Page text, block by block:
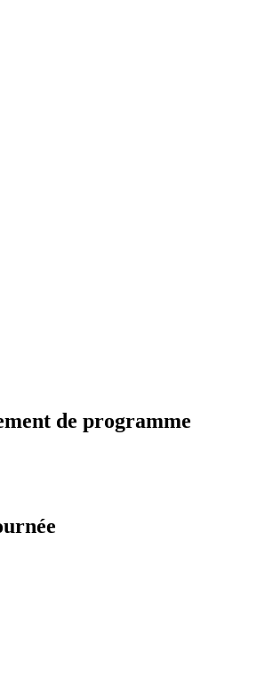
de programme